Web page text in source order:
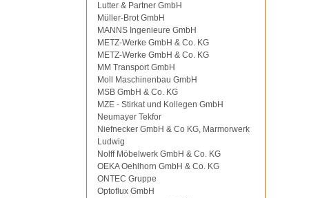
Lutter & Partner GmbH
Müller-Brot GmbH
MANNS Ingenieure GmbH
METZ-Werke GmbH & Co. KG
METZ-Werke GmbH & Co. KG
MM Transport GmbH
Moll Maschinenbau GmbH
MSB GmbH & Co. KG
MZE - Stirkat und Kollegen GmbH
Neumayer Tekfor
Niefnecker GmbH & Co KG, Marmorwerk
Ludwig
Nolff Möbelwerk GmbH & Co. KG
OEKA Oehlhorn GmbH & Co. KG
ONTEC Gruppe
Optoflux GmbH